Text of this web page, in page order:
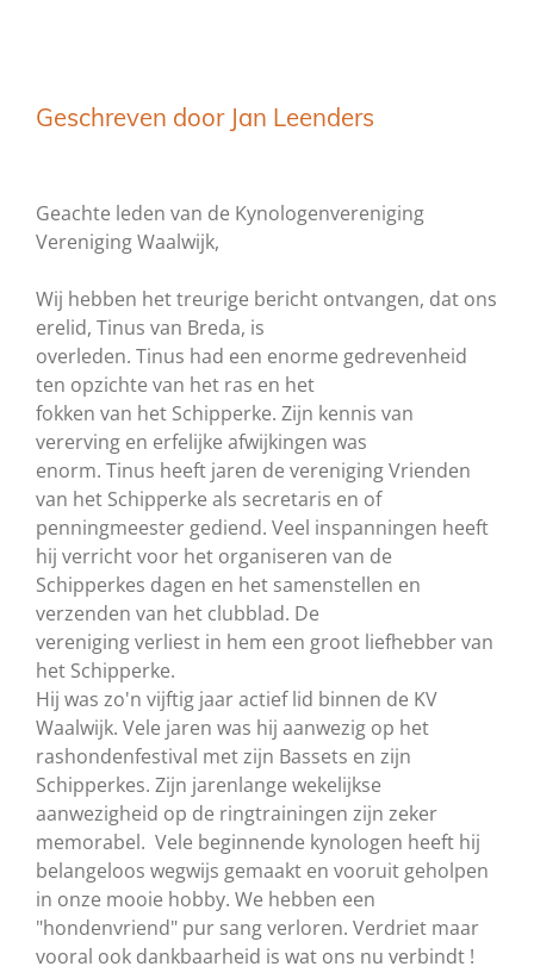
Geschreven door Jan Leenders
Geachte leden van de Kynologenvereniging
Vereniging Waalwijk,
Wij hebben het treurige bericht ontvangen, dat ons
erelid, Tinus van Breda, is
overleden. Tinus had een enorme gedrevenheid
ten opzichte van het ras en het
fokken van het Schipperke. Zijn kennis van
vererving en erfelijke afwijkingen was
enorm. Tinus heeft jaren de vereniging Vrienden
van het Schipperke als secretaris en of
penningmeester gediend. Veel inspanningen heeft
hij verricht voor het organiseren van de
Schipperkes dagen en het samenstellen en
verzenden van het clubblad. De
vereniging verliest in hem een groot liefhebber van
het Schipperke.
Hij was zo'n vijftig jaar actief lid binnen de KV
Waalwijk. Vele jaren was hij aanwezig op het
rashondenfestival met zijn Bassets en zijn
Schipperkes. Zijn jarenlange wekelijkse
aanwezigheid op de ringtrainingen zijn zeker
memorabel. Vele beginnende kynologen heeft hij
belangeloos wegwijs gemaakt en vooruit geholpen
in onze mooie hobby. We hebben een
"hondenvriend" pur sang verloren. Verdriet maar
vooral ook dankbaarheid is wat ons nu verbindt !